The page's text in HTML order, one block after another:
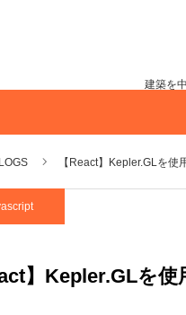
建築を
【React】Kepler.GLを
】Kepler.GLを